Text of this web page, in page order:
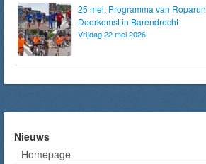
25 mei: Programma van Roparun
Doorkomst in Barendrecht
Vrijdag 22 mei 2026
Nieuws
Homepage